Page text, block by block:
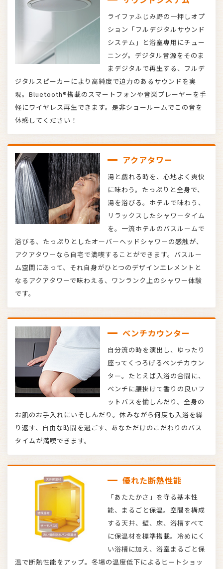
ライファふじみ野の一押しオプ
ション「フルデジタルサウンド
システム」と浴室専用にチュー
ニング。デジタル音源をそのま
まデジタルで再生する、フルデ
ジタルスピーカーにより高純度で迫力のあるサウンドを実
現。Bluetooth®搭載のスマートフォンや音楽プレーヤーを手
軽にワイヤレス再生できます。是非ショールームでこの音を
体感してください！
アクアタワー
湯と戯れる時を、心地よく爽快
に味わう。たっぷりと全身で、
湯を浴びる。ホテルで味わう、
リラックスしたシャワータイム
を。一流ホテルのバスルームで
浴びる、たっぷりとしたオーバーヘッドシャワーの感触が、
アクアタワーなら自宅で満喫することができます。バスルー
ム空間にあって、それ自身がひとつのデザインエレメントと
なるアクアタワーで味わえる、ワンランク上のシャワー体験
です。
ベンチカウンター
自分流の時を演出し、ゆったり
座ってくつろげるベンチカウン
ター。たとえば入浴の合間に、
ベンチに腰掛けて香りの良いフ
ットバスを愉しんだり、全身の
お肌のお手入れにいそしんだり。休みながら何度も入浴を繰
り返す、自由な時間を過ごす、あなただけのこだわりのバス
タイムが満喫できます。
優れた断熱性能
「あたたかさ」を守る基本性
能、まるごと保温。空間を構成
する天井、壁、床、浴槽すべて
に保温材を標準搭載。冷めにく
い浴槽に加え、浴室まるごと保
温で断熱性能をアップ。冬場の温度低下によるヒートショッ